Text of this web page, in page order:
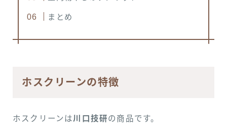
まとめ
ホスクリーンの特徴
ホスクリーンは川口技研の商品です。